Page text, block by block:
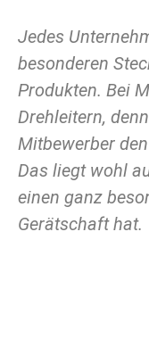
Jedes
besonderen
Produkten. Bei
Drehleitern,
Mitbewerber
Das liegt wohl
einen ganz
Gerätschaft hat.